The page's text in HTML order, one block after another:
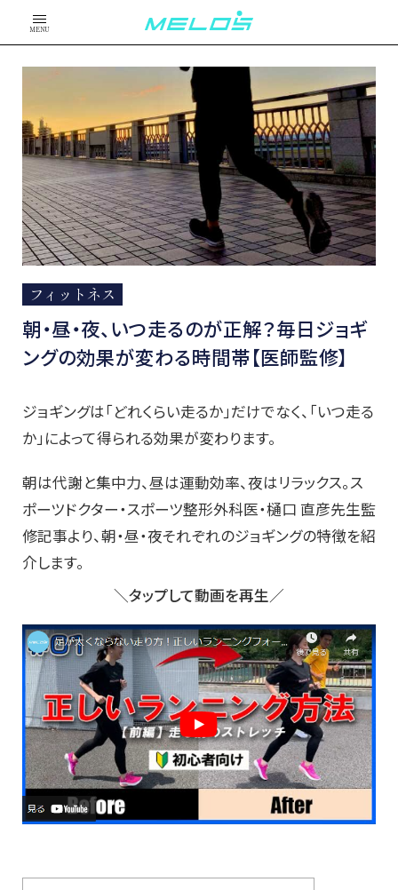
MENU
フィットネス
朝・昼・夜、いつ走るのが正解？毎日ジョギ
ングの効果が変わる時間帯【医師監修】
ジョギングは「どれくらい走るか」だけでなく、「いつ走る
か」によって得られる効果が変わります。
朝は代謝と集中力、昼は運動効率、夜はリラックス。ス
ポーツドクター・スポーツ整形外科医・樋口 直彦先生監
修記事より、朝・昼・夜それぞれのジョギングの特徴を紹
介します。
＼タップして動画を再生／